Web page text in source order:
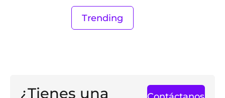
Trending
¿Tienes una